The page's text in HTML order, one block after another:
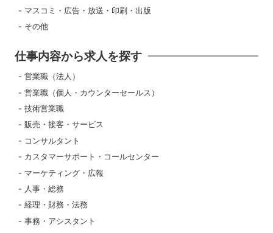
マスコミ・広告・放送・印刷・出版
その他
仕事内容から求人を探す
営業職（法人）
営業職（個人・カウンターセールス）
技術営業職
販売・接客・サービス
コンサルタント
カスタマーサポート・コールセンター
マーケティング・広報
人事・総務
経理・財務・法務
事務・アシスタント